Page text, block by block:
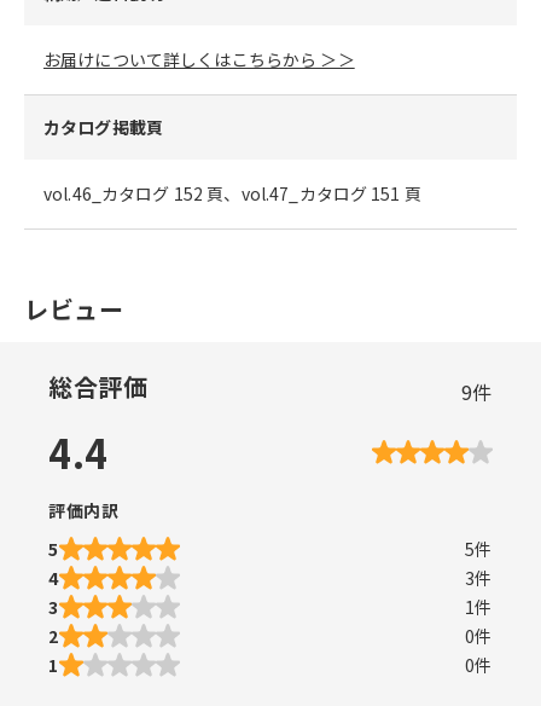
お届けについて詳しくはこちらから ＞＞
カタログ掲載頁
vol.46_カタログ 152 頁、vol.47_カタログ 151 頁
レビュー
総合評価 9件
4.4
評価内訳
5
5件
4
3件
3
1件
2
0件
1
0件